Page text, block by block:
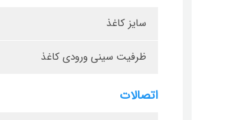
سایز کاغذ
ظرفیت سینی ورودی کاغذ
اتصالات